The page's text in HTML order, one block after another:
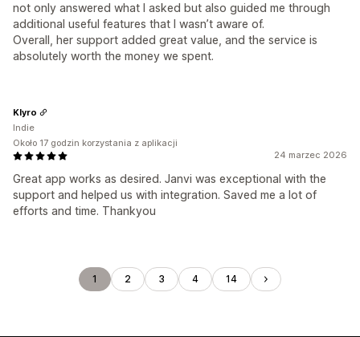
not only answered what I asked but also guided me through
additional useful features that I wasn’t aware of.
Overall, her support added great value, and the service is
absolutely worth the money we spent.
24 marzec 2026
Great app works as desired. Janvi was exceptional with the
support and helped us with integration. Saved me a lot of
efforts and time. Thankyou
Klyro
Indie
Około 17 godzin korzystania z aplikacji
1 2 3 4 14